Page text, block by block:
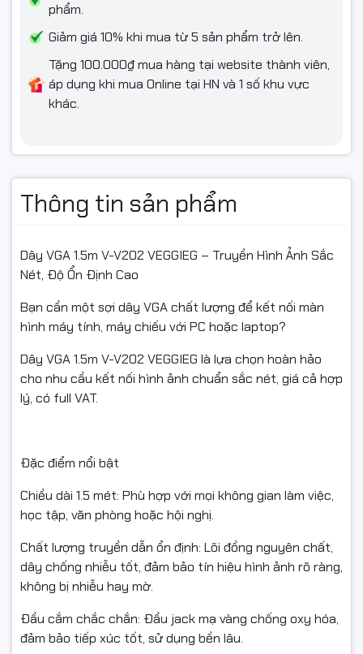
phẩm.
Giảm giá 10% khi mua từ 5 sản phẩm trở lên.
Tặng 100.000₫ mua hàng tại website thành viên,
áp dụng khi mua Online tại HN và 1 số khu vực
khác.
Thông tin sản phẩm
Dây VGA 1.5m V-V202 VEGGIEG – Truyền Hình Ảnh Sắc
Nét, Độ Ổn Định Cao
Bạn cần một sợi dây VGA chất lượng để kết nối màn
hình máy tính, máy chiếu với PC hoặc laptop?
Dây VGA 1.5m V-V202 VEGGIEG là lựa chọn hoàn hảo
cho nhu cầu kết nối hình ảnh chuẩn sắc nét, giá cả hợp
lý, có full VAT.
Đặc điểm nổi bật
Chiều dài 1.5 mét: Phù hợp với mọi không gian làm việc,
học tập, văn phòng hoặc hội nghị.
Chất lượng truyền dẫn ổn định: Lõi đồng nguyên chất,
dây chống nhiễu tốt, đảm bảo tín hiệu hình ảnh rõ ràng,
không bị nhiễu hay mờ.
Đầu cắm chắc chắn: Đầu jack mạ vàng chống oxy hóa,
đảm bảo tiếp xúc tốt, sử dụng bền lâu.